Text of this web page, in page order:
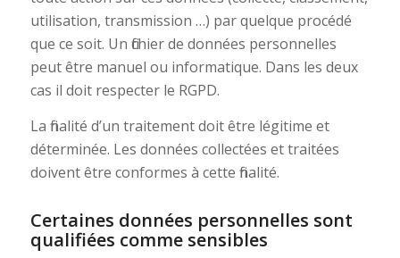
utilisation, transmission …) par quelque procédé
que ce soit. Un fichier de données personnelles
peut être manuel ou informatique. Dans les deux
cas il doit respecter le RGPD.
La finalité d’un traitement doit être légitime et
déterminée. Les données collectées et traitées
doivent être conformes à cette finalité.
Certaines données personnelles sont
qualifiées comme sensibles